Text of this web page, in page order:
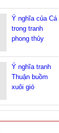
Ý nghĩa của Cá
trong tranh
phong thủy
Ý nghĩa tranh
Thuận buồm
xuôi gió